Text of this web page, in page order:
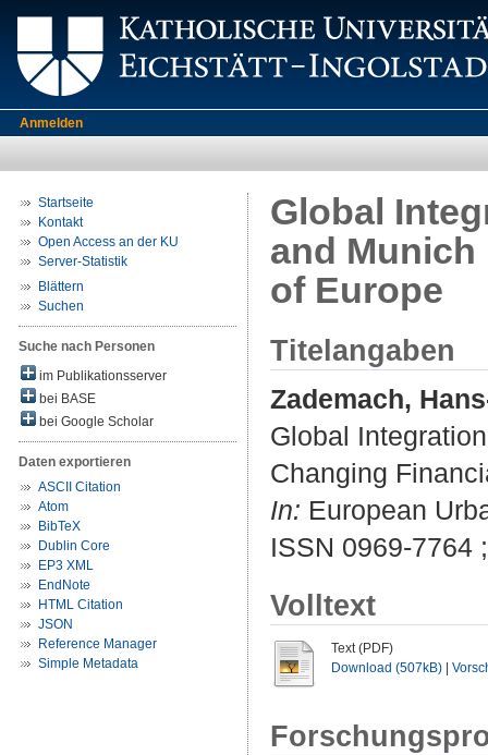
Anmelden
Startseite
Kontakt
Open Access an der KU
Server-Statistik
Blättern
Suchen
Suche nach Personen
im Publikationsserver
bei BASE
bei Google Scholar
Daten exportieren
ASCII Citation
Atom
BibTeX
Dublin Core
EP3 XML
EndNote
HTML Citation
JSON
Reference Manager
Simple Metadata
Global
and
of Europe
Titelangaben
Zademach,
Global
Changing
In: European
ISSN 0969-7764
Volltext
Text (PDF)
Download (507kB)